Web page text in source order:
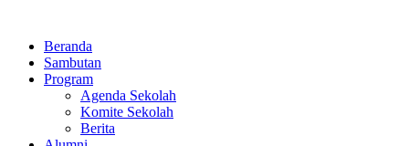
kontenBeranda
Sambutan
Program
Agenda Sekolah
Komite Sekolah
Berita